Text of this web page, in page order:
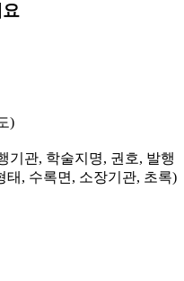
)
기관, 학술지명, 권호, 발행
태, 수록면, 소장기관, 초록)